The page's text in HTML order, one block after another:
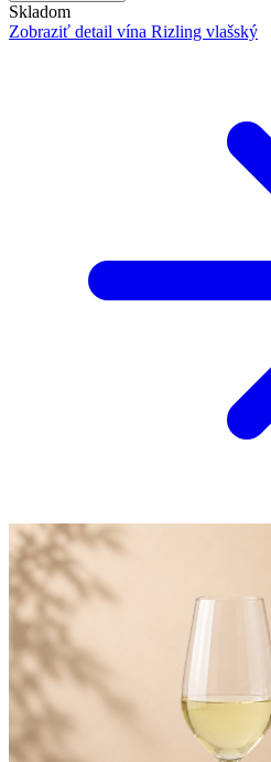
Skladom
Zobraziť detail vína Rizling vlašský